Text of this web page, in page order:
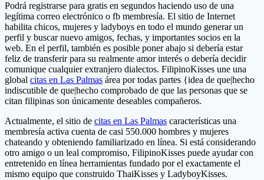
Podrá registrarse para gratis en segundos haciendo uso de una
legítima correo electrónico o fb membresía. El sitio de Internet
habilita chicos, mujeres y ladyboys en todo el mundo generar un
perfil y buscar nuevo amigos, fechas, y importantes socios en la
web. En el perfil, también es posible poner abajo si debería estar
feliz de transferir para su realmente amor interés o debería decidir
comunique cualquier extranjero dialectos. FilipinoKisses une una
global citas en Las Palmas área por todas partes {idea de que|hecho
indiscutible de que|hecho comprobado de que las personas que se
citan filipinas son únicamente deseables compañeros.
Actualmente, el sitio de citas en Las Palmas características una
membresía activa cuenta de casi 550.000 hombres y mujeres
chateando y obteniendo familiarizado en línea. Si está considerando
otro amigo o un leal compromiso, FilipinoKisses puede ayudar con
entretenido en línea herramientas fundado por el exactamente el
mismo equipo que construido ThaiKisses y LadyboyKisses.